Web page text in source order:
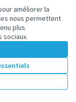
améliorer la
nous permettent
plus
sociaux.
Retenue